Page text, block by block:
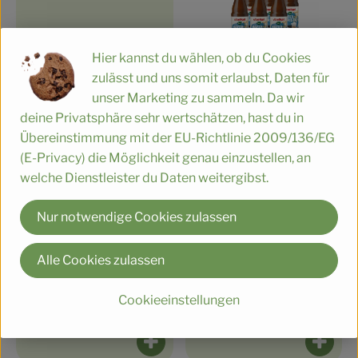
, Preis:
2,89 €/ Fl.
Hafer Barista 0,75l Glasfl.
, Herkunft:
DV , Referenzpreis:
3,85 €
/ Liter
Mehrweg
Produkt zum Warenkorb
, Preis:
18,34 €/ Kasten
Hafer Barista 6x0,75l
, Herkunft:
Deutschland, Referenzpreis:
4,08 €
Produkt zum Warenkorb
, Verband:
, Kontrollstelle:
IT-BIO-007
, Verband:
, Kontrollstelle:
IT-BIO-007
Produkt zu Favouriten
Hier kannst du wählen, ob du Cookies
zulässt und uns somit erlaubst, Daten für
unser Marketing zu sammeln. Da wir
deine Privatsphäre sehr wertschätzen, hast du in
Übereinstimmung mit der EU-Richtlinie 2009/136/EG
(E-Privacy) die Möglichkeit genau einzustellen, an
welche Dienstleister du Daten weitergibst.
Cookieeinstellungen
Nur notwendige Cookies zulassen
Alle Cookies zulassen